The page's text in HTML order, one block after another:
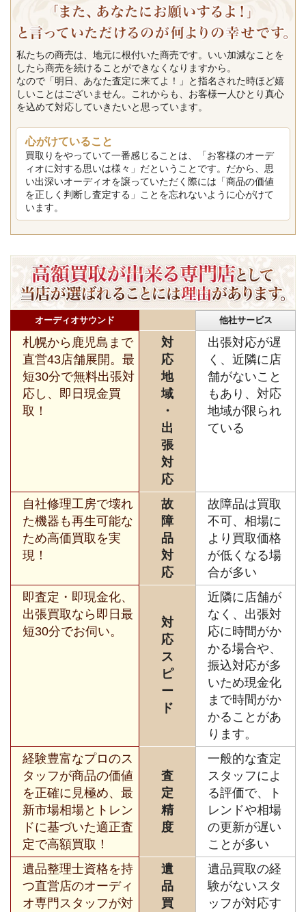
私たちの商売は、地元に根付いた商売です。いい加減なことを
したら商売を続けることができなくなりますから。
なので「明日、あなた査定に来てよ！」と指名された時ほど嬉
しいことはございません。これからも、お客様一人ひとり真心
を込めて対応していきたいと思っています。
心がけていること
買取りをやっていて一番感じることは、「お客様のオーデ
ィオに対する思いは様々」だということです。だから、思
い出深いオーディオを譲っていただく際には「商品の価値
を正しく判断し査定する」ことを忘れないように心がけて
います。
オーディオサウンド 他社サービス
札幌から鹿児島まで
直営43店舗展開。最
短30分で無料出張対
応し、即日現金買
取！
対
応
地
域
・
出
張
対
応
出張対応が遅
く、近隣に店
舗がないこと
もあり、対応
地域が限られ
ている
自社修理工房で壊れ
た機器も再生可能な
ため高価買取を実
現！
故
障
品
対
応
故障品は買取
不可、相場に
より買取価格
が低くなる場
合が多い
即査定・即現金化、
出張買取なら即日最
短30分でお伺い。
対
応
ス
ピ
ー
ド
近隣に店舗が
なく、出張対
応に時間がか
かる場合や、
振込対応が多
いため現金化
まで時間がか
かることがあ
ります。
経験豊富なプロのス
タッフが商品の価値
を正確に見極め、最
新市場相場とトレン
ドに基づいた適正査
定で高額買取！
査
定
精
度
一般的な査定
スタッフによ
る評価で、ト
レンドや相場
の更新が遅い
ことが多い
遺品整理士資格を持
つ直営店のオーディ
オ専門スタッフが対
遺
品
買
遺品買取の経
験がないスタ
ッフが対応す